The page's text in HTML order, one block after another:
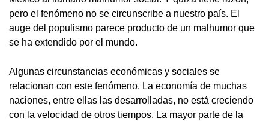
pero el fenómeno no se circunscribe a nuestro país. El
auge del populismo parece producto de un malhumor que
se ha extendido por el mundo.
Algunas circunstancias económicas y sociales se
relacionan con este fenómeno. La economía de muchas
naciones, entre ellas las desarrolladas, no está creciendo
con la velocidad de otros tiempos. La mayor parte de la